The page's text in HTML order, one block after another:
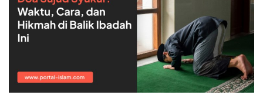
Al-Qur'an Online
Lifestyle
Olahraga